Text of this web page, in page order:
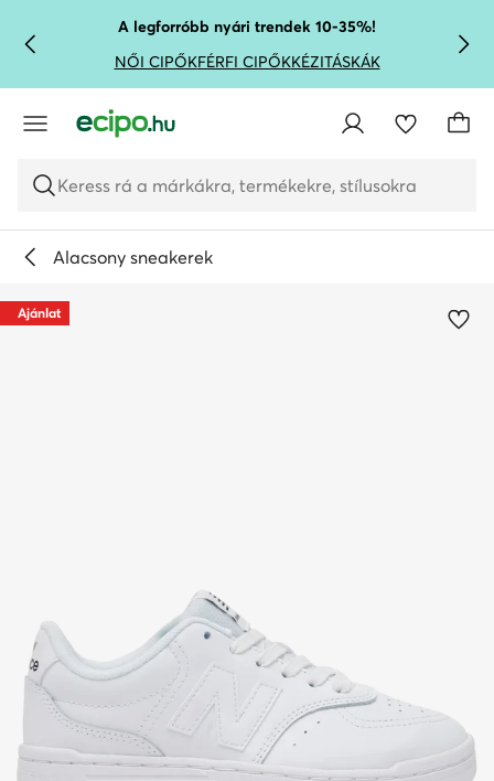
UGRÁS A FŐ TARTALOMRA
UGRÁS A KERESÉSHEZA legforróbb nyári trendek 10-35%!
NŐI CIPŐKFÉRFI CIPŐKKÉZITÁSKÁK
Keress rá a márkákra, termékekre, stílusokra
Alacsony sneakerek
Ajánlat